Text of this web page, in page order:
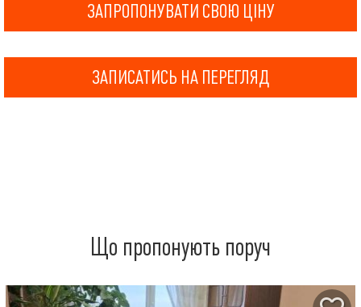
ЗАПРОПОНУВАТИ СВОЮ ЦІНУ
ЗАПИСАТИСЬ НА ПЕРЕГЛЯД
Що пропонують поруч